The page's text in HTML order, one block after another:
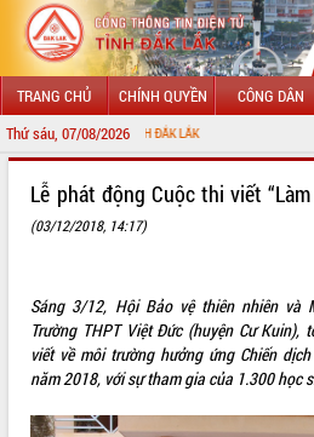
TRANG CHỦ CHÍNH QUYỀN CÔNG DÂN
Thứ sáu, 07/08/2026
TIN ĐIỆN TỬ TỈNH ĐẮK LẮK
GIỚI THIỆU
LÃNH ĐẠO UBND TỈNH
SỞ, BAN, NGÀNH
UBND CÁC XÃ, PHƯỜNG
THÔNG TIN CHỈ ĐẠO ĐIỀU HÀNH
Lễ phát động Cuộc thi viết
(03/12/2018, 14:17)
Sáng 3/12, Hội Bảo vệ thiên nhiên và
Trường THPT Việt Đức (huyện Cư
viết về môi trường hưởng ứng Chiến
năm 2018, với sự tham gia của 1.300 học